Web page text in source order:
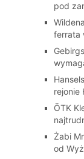
pod
ferrata
rejonie
ÖTK
Żabi
od